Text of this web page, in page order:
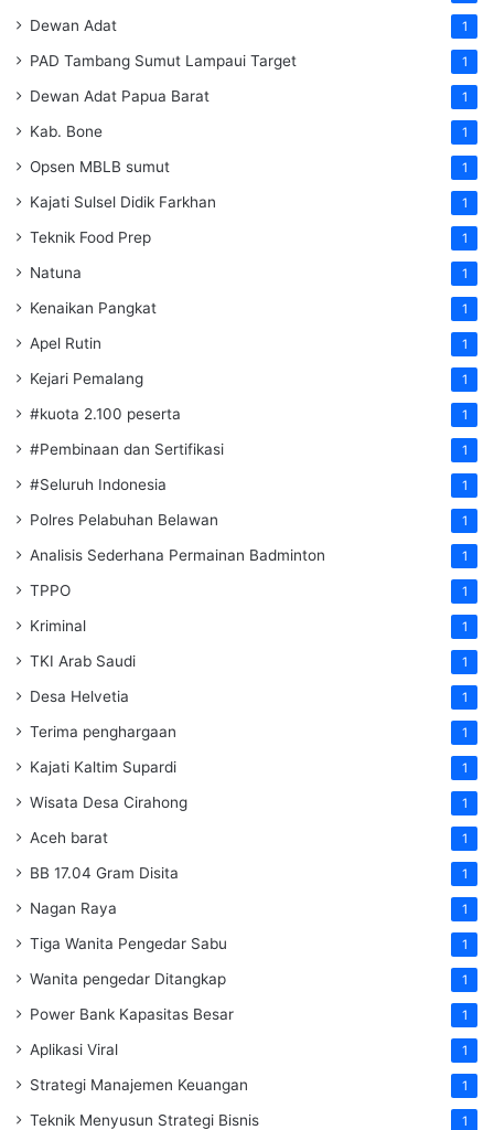
Dewan Adat 1
PAD Tambang Sumut Lampaui Target 1
Dewan Adat Papua Barat 1
Kab. Bone 1
Opsen MBLB sumut 1
Kajati Sulsel Didik Farkhan 1
Teknik Food Prep 1
Natuna 1
Kenaikan Pangkat 1
Apel Rutin 1
Kejari Pemalang 1
#kuota 2.100 peserta 1
#Pembinaan dan Sertifikasi 1
#Seluruh Indonesia 1
Polres Pelabuhan Belawan 1
Analisis Sederhana Permainan Badminton 1
TPPO 1
Kriminal 1
TKI Arab Saudi 1
Desa Helvetia 1
Terima penghargaan 1
Kajati Kaltim Supardi 1
Wisata Desa Cirahong 1
Aceh barat 1
BB 17.04 Gram Disita 1
Nagan Raya 1
Tiga Wanita Pengedar Sabu 1
Wanita pengedar Ditangkap 1
Power Bank Kapasitas Besar 1
Aplikasi Viral 1
Strategi Manajemen Keuangan 1
Teknik Menyusun Strategi Bisnis 1